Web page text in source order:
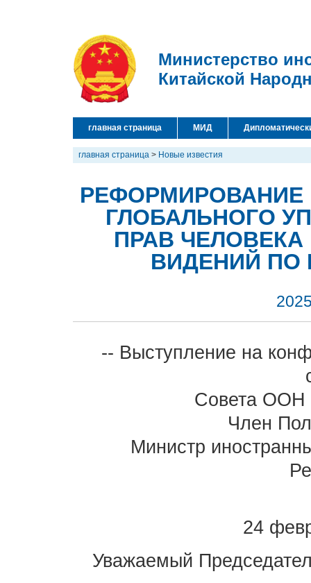
Министерство
Китайской
главная страница МИД
главная страница > Новые известия
ГЛОБАЛЬНОГО
ПРАВ
ВИДЕНИЙ ПО
-- Выступление на
Совета ООН
Член
Министр
24
Уважаемый